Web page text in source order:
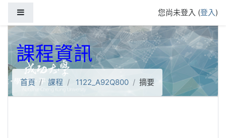
您尚未登入 (登入)
課程資訊
首頁 課程 1122_A92Q800 摘要